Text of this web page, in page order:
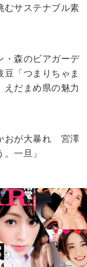
むサステナブル素
・森のビアガーデ
豆「つまりちゃま
えだまめ県の魅力
おが大暴れ 宮澤
一旦」